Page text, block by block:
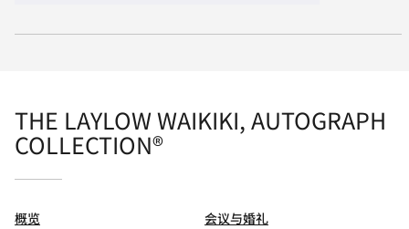
THE LAYLOW WAIKIKI, AUTOGRAPH
COLLECTION®
概览
会议与婚礼